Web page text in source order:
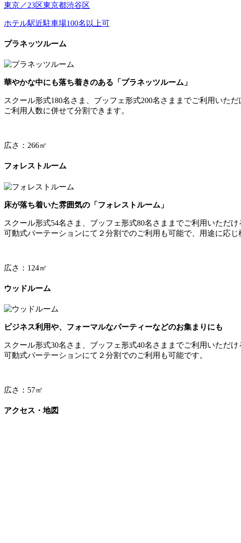
東京／23区東京都渋谷区
ホテル駅近駐車場100名以上可
プラネッツルーム
華やかな中にも落ち着きのある「プラネッツルーム」
スクール形式180名さま、ブッフェ形式200名さままでご利用いた
ご利用人数に併せて分割できます。
広さ： 266㎡
フォレストルーム
床が落ち着いた雰囲気の「フォレストルーム」
スクール形式54名さま、ブッフェ形式80名さままでご利用いただけ
可動式パーテーションにて２分割でのご利用も可能で、用途に応じ
広さ： 124㎡
ウッドルーム
ビジネス利用や、フォーマルなパーティーなどのお集まりにも
スクール形式30名さま、ブッフェ形式40名さままでご利用いただけ
可動式パーテーションにて２分割でのご利用も可能です。
広さ： 57㎡
アクセス・地図